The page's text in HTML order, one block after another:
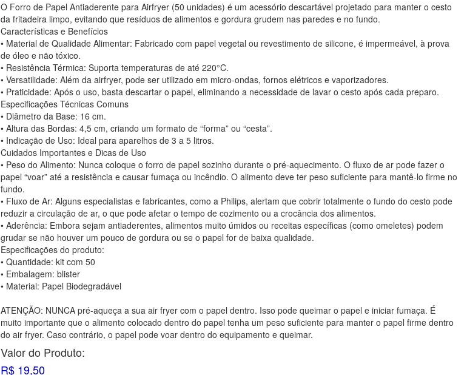
O Forro de Papel Antiaderente para Airfryer (50 unidades) é um acessório descartável projetado para manter o cesto
da fritadeira limpo, evitando que resíduos de alimentos e gordura grudem nas paredes e no fundo.
Características e Benefícios
• Material de Qualidade Alimentar: Fabricado com papel vegetal ou revestimento de silicone, é impermeável, à prova
de óleo e não tóxico.
• Resistência Térmica: Suporta temperaturas de até 220°C.
• Versatilidade: Além da airfryer, pode ser utilizado em micro-ondas, fornos elétricos e vaporizadores.
• Praticidade: Após o uso, basta descartar o papel, eliminando a necessidade de lavar o cesto após cada preparo.
Especificações Técnicas Comuns
• Diâmetro da Base: 16 cm.
• Altura das Bordas: 4,5 cm, criando um formato de “forma” ou “cesta”.
• Indicação de Uso: Ideal para aparelhos de 3 a 5 litros.
Cuidados Importantes e Dicas de Uso
• Peso do Alimento: Nunca coloque o forro de papel sozinho durante o pré-aquecimento. O fluxo de ar pode fazer o
papel “voar” até a resistência e causar fumaça ou incêndio. O alimento deve ter peso suficiente para mantê-lo firme no
fundo.
• Fluxo de Ar: Alguns especialistas e fabricantes, como a Philips, alertam que cobrir totalmente o fundo do cesto pode
reduzir a circulação de ar, o que pode afetar o tempo de cozimento ou a crocância dos alimentos.
• Aderência: Embora sejam antiaderentes, alimentos muito úmidos ou receitas específicas (como omeletes) podem
grudar se não houver um pouco de gordura ou se o papel for de baixa qualidade.
Especificações do produto:
• Quantidade: kit com 50
• Embalagem: blister
• Material: Papel Biodegradável
ATENÇÃO: NUNCA pré-aqueça a sua air fryer com o papel dentro. Isso pode queimar o papel e iniciar fumaça. É
muito importante que o alimento colocado dentro do papel tenha um peso suficiente para manter o papel firme dentro
do air fryer. Caso contrário, o papel pode voar dentro do equipamento e queimar.
Valor do Produto:
R$ 19,50